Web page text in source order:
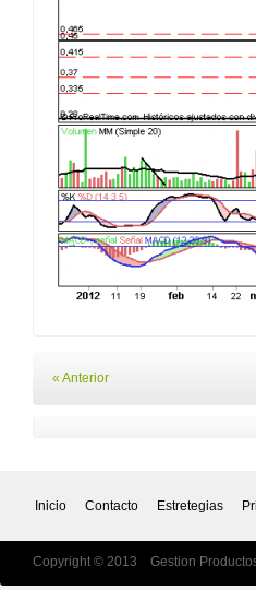
« Anterior
Inicio Contacto Estretegias
Copyright © 2013 Gestion